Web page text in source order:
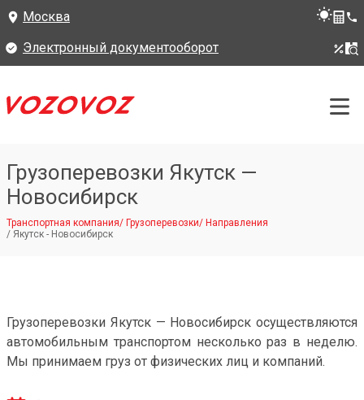
Москва
Электронный документооборот
Грузоперевозки Якутск —
Новосибирск
Транспортная компания/ Грузоперевозки/ Направления
/ Якутск - Новосибирск
Грузоперевозки Якутск — Новосибирск осуществляются
автомобильным транспортом несколько раз в неделю.
Мы принимаем груз от физических лиц и компаний.